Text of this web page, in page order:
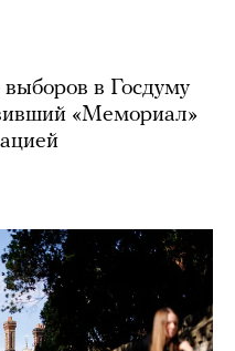
выборов в Госдуму
«Мемориал»